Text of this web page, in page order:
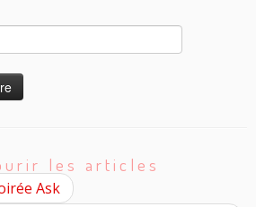
les articles
Ask